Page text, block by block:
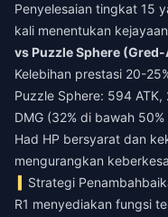
Penyelesaian tingkat 15
kali menentukan
vs Puzzle Sphere
Kelebihan prestasi 20-
Puzzle Sphere: 594 ATK,
DMG (32% di bawah 50%
Had HP bersyarat dan
mengurangkan
Strategi
R1 menyediakan fungsi